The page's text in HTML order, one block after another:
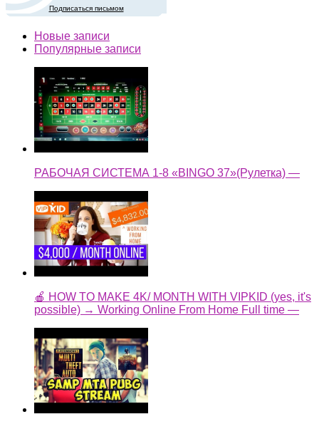
Подписаться письмом
Новые записи
Популярные записи
РАБОЧАЯ СИСТЕМА 1-8 «BINGO 37»(Рулетка) —
🍎 HOW TO MAKE 4K/ MONTH WITH VIPKID (yes, it's
possible) → Working Online From Home Full time —